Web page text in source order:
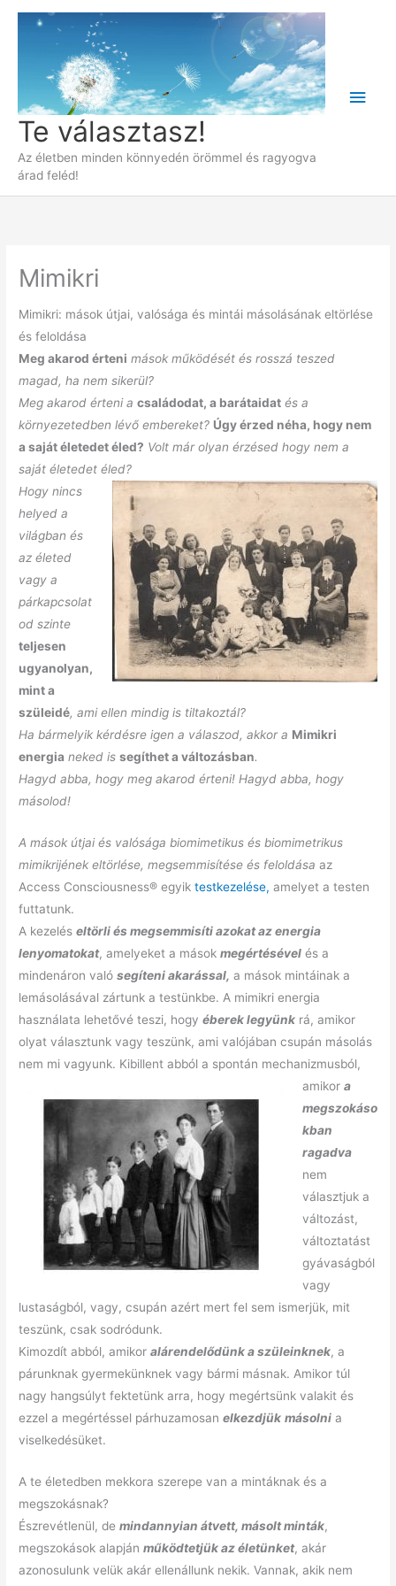
Skip
Te választasz!
Az életben minden könnyedén örömmel és ragyogva
árad feléd!
Main
Mimikri
Mimikri: mások útjai, valósága és mintái másolásának eltörlése
és feloldása
Meg akarod érteni mások működését és rosszá teszed
magad, ha nem sikerül?
Meg akarod érteni acsaládodat, a barátaidat és a
környezetedben lévő embereket? Úgy érzed néha, hogy nem
a saját életedet éled? Volt már olyan érzésed hogy nem a
saját életedet éled?
Hogy nincs
helyed a
világban és
az életed
vagy a
párkapcsolat
od szinte
teljesen
ugyanolyan,
mint a
szüleidé, ami ellen mindig is tiltakoztál?
Ha bármelyik kérdésre igen a válaszod, akkor a Mimikri
energia neked issegíthet a változásban.
Hagyd abba, hogy meg akarod érteni! Hagyd abba, hogy
másolod!
A mások útjai és valósága biomimetikus és biomimetrikus
mimikrijének eltörlése, megsemmisítése és feloldása az
Access Consciousness® egyiktestkezelése, amelyet a testen
futtatunk.
A kezeléseltörli és megsemmisíti azokat az energia
lenyomatokat, amelyeket a másokmegértésével és a
mindenáron valósegíteni akarással, a mások mintáinak a
lemásolásával zártunk a testünkbe. A mimikri energia
használata lehetővé teszi, hogyéberek legyünk rá, amikor
olyat választunk vagy teszünk, ami valójában csupán másolás
nem mi vagyunk. Kibillent abból a spontán mechanizmusból,
amikor a
megszokáso
kban
ragadva
nem
választjuk a
változást,
változtatást
gyávaságból
vagy
lustaságból, vagy, csupán azért mert fel sem ismerjük, mit
teszünk, csak sodródunk.
Kimozdít abból, amikoralárendelődünk a szüleinknek, a
párunknak gyermekünknek vagy bármi másnak. Amikor túl
nagy hangsúlyt fektetünk arra, hogy megértsünk valakit és
ezzel a megértéssel párhuzamosanelkezdjük másolni a
viselkedésüket.
A te életedben mekkora szerepe van a mintáknak és a
megszokásnak?
Észrevétlenül, demindannyian átvett, másolt minták,
megszokások alapjánműködtetjük az életünket, akár
azonosulunk velük akár ellenállunk nekik. Vannak, akik nem